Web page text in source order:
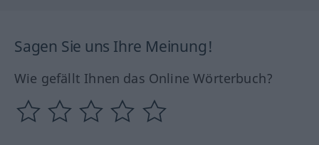
Sagen Sie uns Ihre Meinung!
Wie gefällt Ihnen das Online Wörterbuch?